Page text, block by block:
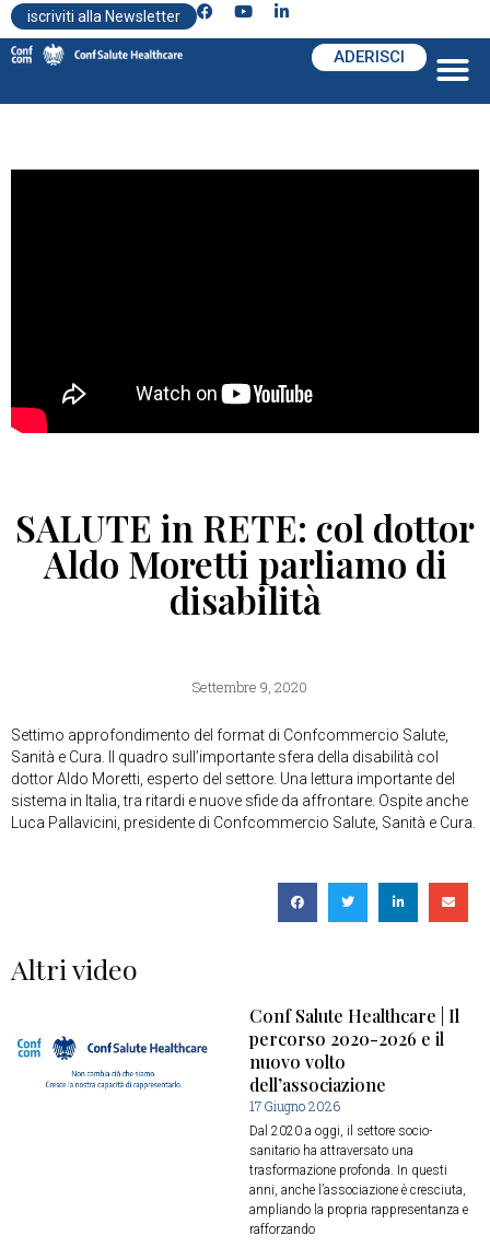
iscriviti alla Newsletter
ADERISCI
SALUTE in RETE: col dottor
Aldo Moretti parliamo di
disabilità
Settembre 9, 2020
Settimo approfondimento del format di Confcommercio Salute,
Sanità e Cura. Il quadro sull’importante sfera della disabilità col
dottor Aldo Moretti, esperto del settore. Una lettura importante del
sistema in Italia, tra ritardi e nuove sfide da affrontare. Ospite anche
Luca Pallavicini, presidente di Confcommercio Salute, Sanità e Cura.
Altri video
Conf Salute Healthcare | Il
percorso 2020-2026 e il
nuovo volto
dell’associazione
17 Giugno 2026
Dal 2020 a oggi, il settore socio-
sanitario ha attraversato una
trasformazione profonda. In questi
anni, anche l’associazione è cresciuta,
ampliando la propria rappresentanza e
rafforzando